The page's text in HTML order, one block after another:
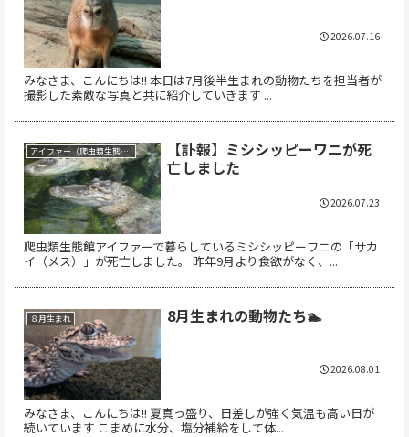
みなさま、こんにちは!! 本日は7月後半生まれの動物たちを担当者が
撮影した素敵な写真と共に紹介していきます ...
2026.07.16
アイファー（爬虫類生態館）
【訃報】ミシシッピーワニが死
亡しました
爬虫類生態館アイファーで暮らしているミシシッピーワニの「サカ
イ（メス）」が死亡しました。 昨年9月より食欲がなく、...
2026.07.23
８月生まれ 8月生まれの動物たち🏊
みなさま、こんにちは!! 夏真っ盛り、日差しが強く気温も高い日が
続いています こまめに水分、塩分補給をして体...
2026.08.01